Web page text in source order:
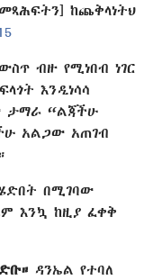
ከጨቅላነትህ
ብዙ የሚነበብ ነገር
እንዲነሳሳ
ታማራ “ልጃችሁ
አልጋው አጠገብ
በሚገባው
እንኳ ከዚያ ፈቀቅ
ዳንኤል የተባለ